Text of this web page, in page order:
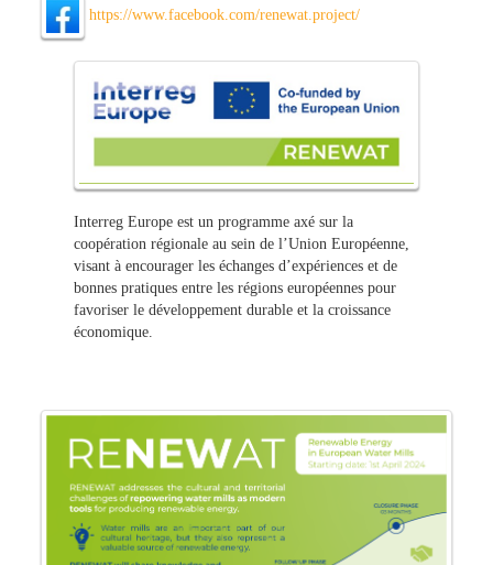
https://www.facebook.com/renewat.project/
Interreg Europe est un programme axé sur la
coopération régionale au sein de l’Union Européenne,
visant à encourager les échanges d’expériences et de
bonnes pratiques entre les régions européennes pour
favoriser le développement durable et la croissance
économique.